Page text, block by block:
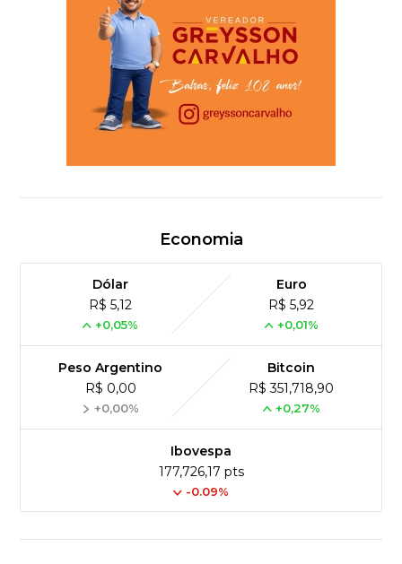
Economia
Dólar
R$ 5,12
+0,05%
Euro
R$ 5,92
+0,01%
Peso Argentino
R$ 0,00
+0,00%
Bitcoin
R$ 351,718,90
+0,27%
Ibovespa
177,726,17 pts
-0.09%